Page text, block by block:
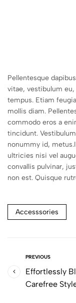
Pellentesque
vitae, vestibulum eu,
tempus. Etiam
mollis diam.
commodo eros a
tincidunt.
nonummy id,
ultricies nisi vel
convallis pulvinar,
non est. Quisque
Accesssories
PREVIOUS
Effortlessly
Carefree